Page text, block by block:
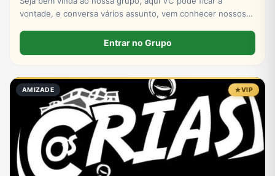
vontade, e conversa vários assunto, vem conhecer nossos
Entrar no Grupo
AMIZADE VIP